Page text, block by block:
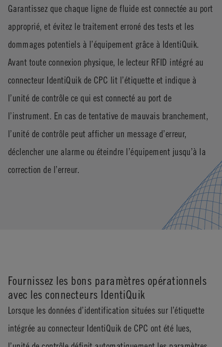
Garantissez que chaque ligne de fluide est connectée au port
approprié, et évitez le traitement erroné des tests et les
dommages potentiels à l’équipement grâce à IdentiQuik.
Avant toute connexion physique, le lecteur RFID intégré au
connecteur IdentiQuik de CPC lit l’étiquette et indique à
l’unité de contrôle ce qui est connecté au port de
l’instrument. En cas de tentative de mauvais branchement,
l’unité de contrôle peut afficher un message d’erreur,
déclencher une alarme ou éteindre l’équipement jusqu’à la
correction de l’erreur.
Fournissez les bons paramètres opérationnels
avec les connecteurs IdentiQuik
Lorsque les données d’identification situées sur l’étiquette
intégrée au connecteur IdentiQuik de CPC ont été lues,